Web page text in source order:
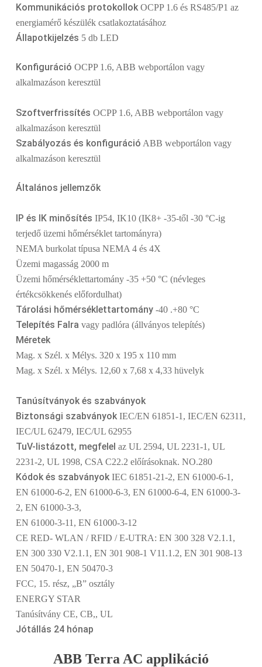
Kommunikációs protokollok OCPP 1.6 és RS485/P1 az
energiamérő készülék csatlakoztatásához
Állapotkijelzés 5 db LED
KonfigurációOCPP 1.6, ABB webportálon vagy
alkalmazáson keresztül
Szoftverfrissítés OCPP 1.6, ABB webportálon vagy
alkalmazáson keresztül
Szabályozás és konfiguráció ABB webportálon vagy
alkalmazáson keresztül
Általános jellemzők
IP és IK minősítés IP54, IK10 (IK8+ -35-től -30 °C-ig
terjedő üzemi hőmérséklet tartományra)
NEMA burkolat típusa NEMA 4 és 4X
Üzemi magasság 2000 m
Üzemi hőmérséklettartomány -35 +50 °C (névleges
értékcsökkenés előfordulhat)
Tárolási hőmérséklettartomány -40 .+80 °C
Telepítés Falra vagy padlóra (állványos telepítés)
Méretek
Mag. x Szél. x Mélys. 320 x 195 x 110 mm
Mag. x Szél. x Mélys. 12,60 x 7,68 x 4,33 hüvelyk
Tanúsítványok és szabványok
Biztonsági szabványok IEC/EN 61851-1, IEC/EN 62311,
IEC/UL 62479, IEC/UL 62955
TuV-listázott, megfelel az UL 2594, UL 2231-1, UL
2231-2, UL 1998, CSA C22.2 előírásoknak. NO.280
Kódok és szabványok IEC 61851-21-2, EN 61000-6-1,
EN 61000-6-2, EN 61000-6-3, EN 61000-6-4, EN 61000-3-
2, EN 61000-3-3,
EN 61000-3-11, EN 61000-3-12
CE RED- WLAN / RFID / E-UTRA: EN 300 328 V2.1.1,
EN 300 330 V2.1.1, EN 301 908-1 V11.1.2, EN 301 908-13
EN 50470-1, EN 50470-3
FCC, 15. rész, „B” osztály
ENERGY STAR
Tanúsítvány CE, CB,, UL
Jótállás 24 hónap
ABB Terra AC applikáció